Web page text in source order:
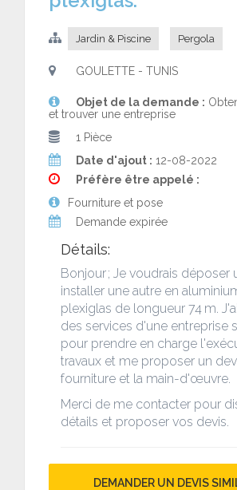
Jardin & Piscine Pergola
GOULETTE - TUNIS
Objet de la demande :
et trouver une entreprise
1 Pièce
Date d'ajout : 12-08-2022
Préfère être appelé :
Fourniture et pose
Demande expirée
Détails:
Bonjour ; Je voudrais déposer
installer une autre en
plexiglas de longueur 74 m.
des services d'une entreprise
pour prendre en charge
travaux et me proposer un
fourniture et la main-d'œuvre.
Merci de me contacter pour
détails et proposer vos devis.
DEMANDER UN DEVIS